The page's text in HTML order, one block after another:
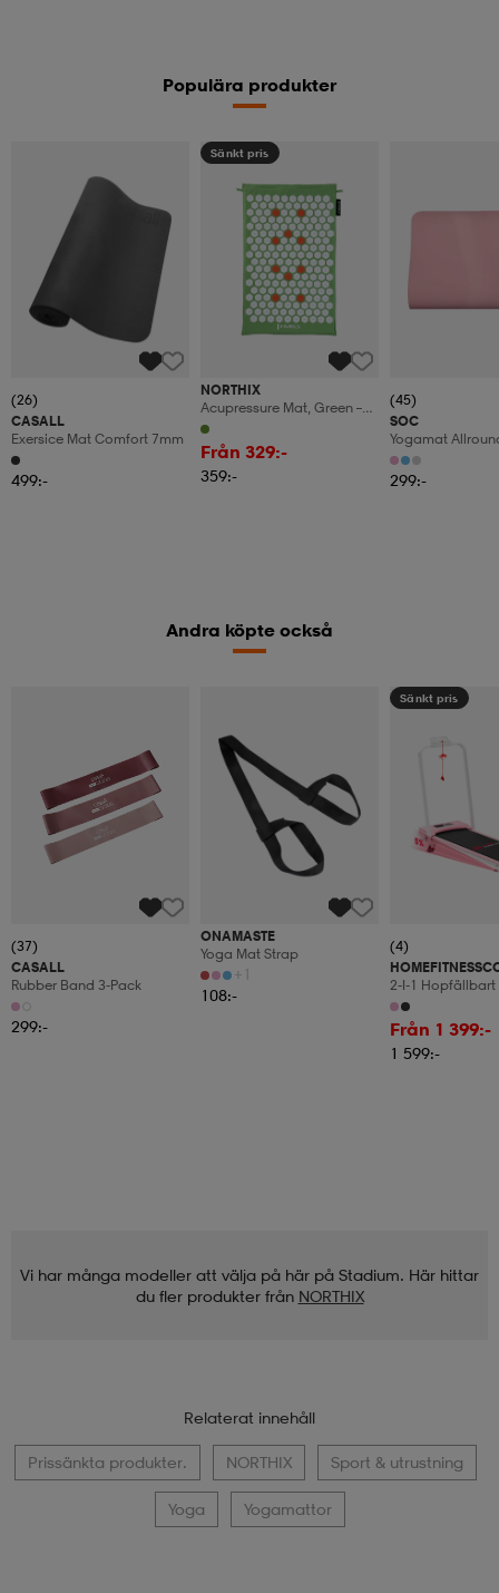
Populära produkter
(26)
CASALL
Exersice Mat Comfort 7mm
499:-
Sänkt pris
NORTHIX
Acupressure Mat, Green –
Pain Relief, Relaxation
Från 329:-
359:-
(45)
SOC
Yogamat
299:-
Andra köpte också
(37)
CASALL
Rubber Band 3-Pack
299:-
ONAMASTE
Yoga Mat Strap
+1
108:-
Sänkt pris
(4)
2-I-1
1–10 Km/h Med
5 % Manuell
Från 1 399:-
1 599:-
Vi har många modeller att välja på här på Stadium. Här hittar
du fler produkter från NORTHIX
Relaterat innehåll
Prissänkta produkter. NORTHIX Sport & utrustning
Yoga Yogamattor